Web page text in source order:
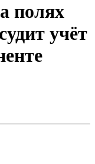
полях
учёт